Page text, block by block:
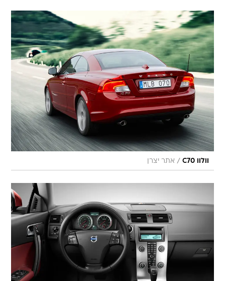
וולוו C70 / אתר יצרן